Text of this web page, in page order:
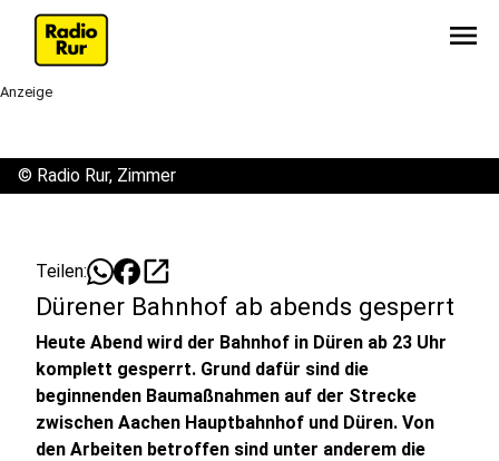
menu
Anzeige
© Radio Rur, Zimmer
Teilen: open_in_new
Dürener Bahnhof ab abends gesperrt
Heute Abend wird der Bahnhof in Düren ab 23 Uhr
komplett gesperrt. Grund dafür sind die
beginnenden Baumaßnahmen auf der Strecke
zwischen Aachen Hauptbahnhof und Düren. Von
den Arbeiten betroffen sind unter anderem die